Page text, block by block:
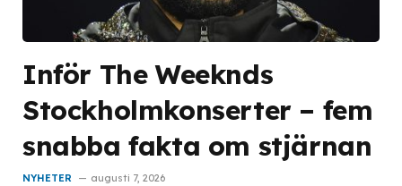
Inför The Weeknds
Stockholmkonserter – fem
snabba fakta om stjärnan
NYHETER augusti 7, 2026